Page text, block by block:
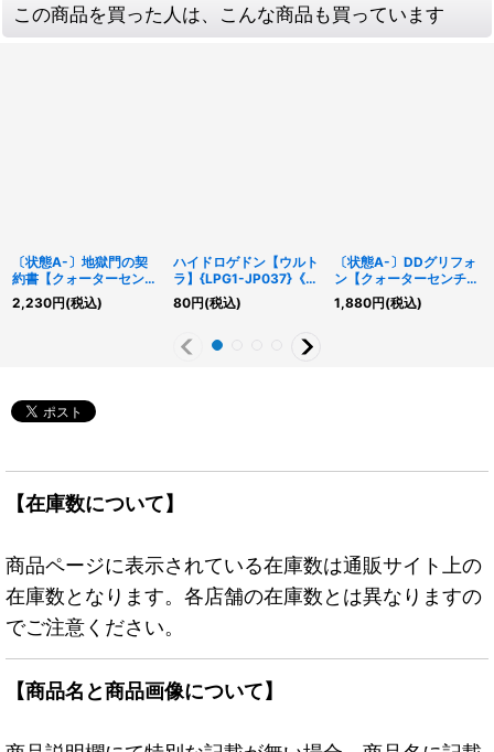
この商品を買った人は、こんな商品も買っています
〔状態A-〕地獄門の契
約書【クォーターセンチ
ュリーシークレット】
{QCCP-JP087}《魔
2,230円(税込)
ハイドロゲドン【ウルト
ラ】{LPG1-JP037}《モ
ンスター》
80円(税込)
〔状態A-〕DDグリフォ
ン【クォーターセンチュ
リーシークレット】
{QCCP-JP077}《モン
1,880円(税込)
【在庫数について】
商品ページに表示されている在庫数は通販サイト上の
在庫数となります。各店舗の在庫数とは異なりますの
でご注意ください。
【商品名と商品画像について】